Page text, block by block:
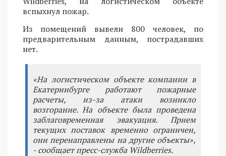
вспыхнул пожар.
Из помещений вывели 800 человек, по
предварительным данным, пострадавших
нет.
«На логистическом объекте компании в
Екатеринбурге работают пожарные
расчеты, из-за атаки возникло
возгорание. На объекте была проведена
заблаговременная эвакуация. Прием
текущих поставок временно ограничен,
они перенаправлены на другие объекты»,
- сообщает пресс-служба Wildberries.